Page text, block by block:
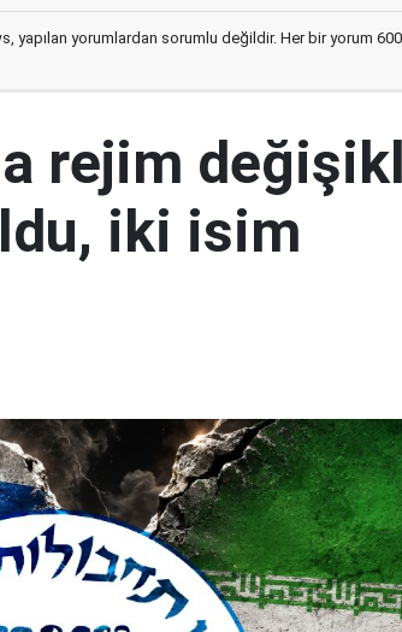
yorumlardan sorumlu değildir. Her bir yorum 600
rejim
iki isim